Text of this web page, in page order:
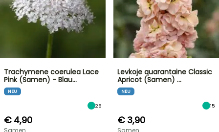
Trachymene coerulea Lace
Pink (Samen) - Blau…
NEU
28
€ 4,90
Samen
Levkoje quarantaine Classic
Apricot (Samen) …
NEU
15
€ 3,90
Samen